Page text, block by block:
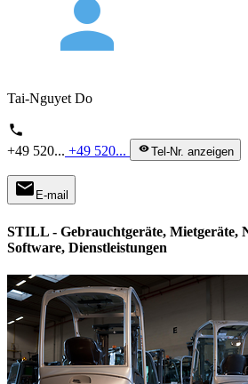
person
Tai-Nguyet Do
phone
+49 520... +49 520... visibilityTel-Nr. anzeigen
mail E-mail
STILL - Gebrauchtgeräte, Mietgeräte,
Software, Dienstleistungen